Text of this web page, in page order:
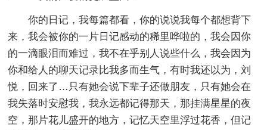
你的日记，我每篇都看，你的说说我每个都想背下
来，我会被你的一片日记感动的稀里哗啦的，我会因你
的一滴眼泪而难过，我不在乎别人说些什么，我会因为
你和给人的聊天记录比我多而生气，有时我还以为，刘
悦，回来了…只有她会说下辈子还做朋友，只有她会在
我失落时安慰我，我永远都记得那天，那挂满星星的夜
空，那片花儿盛开的地方，记忆天空里浮过花香，但记